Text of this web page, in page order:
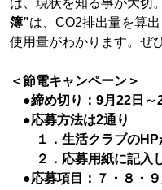
は、現状を知る事が大切
簿”は、CO2排出量を算
使用量がわかります。ぜ
＜節電キャンペーン＞
●締め切り：9月22日～
●応募方法は2通り
１．生活クラブのHP
２．応募用紙に記入
●応募項目：７・８・９